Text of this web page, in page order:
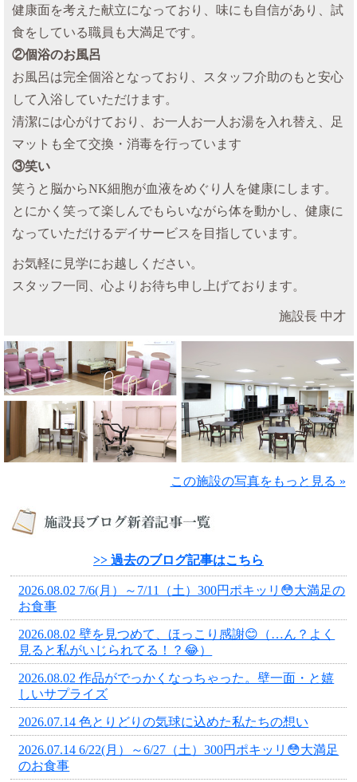
健康面を考えた献立になっており、味にも自信があり、試
食をしている職員も大満足です。
②個浴のお風呂
お風呂は完全個浴となっており、スタッフ介助のもと安心
して入浴していただけます。
清潔には心がけており、お一人お一人お湯を入れ替え、足
マットも全て交換・消毒を行っています
③笑い
笑うと脳からNK細胞が血液をめぐり人を健康にします。
とにかく笑って楽しんでもらいながら体を動かし、健康に
なっていただけるデイサービスを目指しています。
お気軽に見学にお越しください。
スタッフ一同、心よりお待ち申し上げております。
施設長 中才
この施設の写真をもっと見る »
>> 過去のブログ記事はこちら
2026.08.02 7/6(月）～7/11（土）300円ポキッリ😳大満足の
お食事
2026.08.02 壁を見つめて、ほっこり感謝😊（…ん？よく
見ると私がいじられてる！？😂）
2026.08.02 作品がでっかくなっちゃった。壁一面・と嬉
しいサプライズ
2026.07.14 色とりどりの気球に込めた私たちの想い
2026.07.14 6/22(月）～6/27（土）300円ポキッリ😳大満足
のお食事